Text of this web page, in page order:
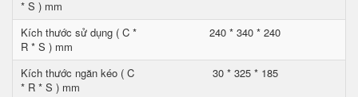
* S ) mm
Kích thước sử dụng ( C *
R * S ) mm
240 * 340 * 240
Kích thước ngăn kéo ( C
* R * S ) mm
30 * 325 * 185